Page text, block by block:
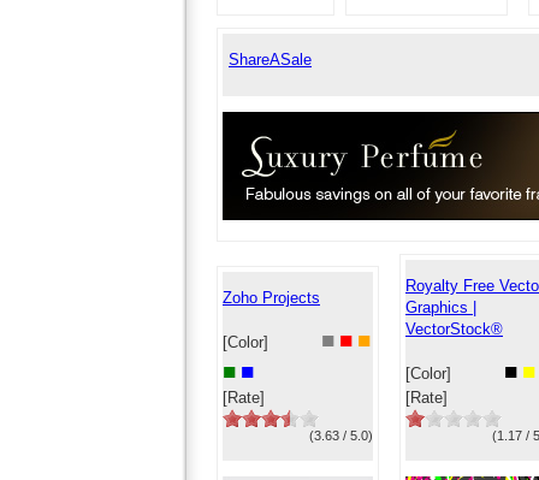
ShareASale
Zoho Projects
[Color] ■ ■ ■
■ ■
[Rate]
(3.63 / 5.0)
Royalty Free
Graphics |
VectorStock®
[Color] ■ ■
[Rate]
(1.17 /